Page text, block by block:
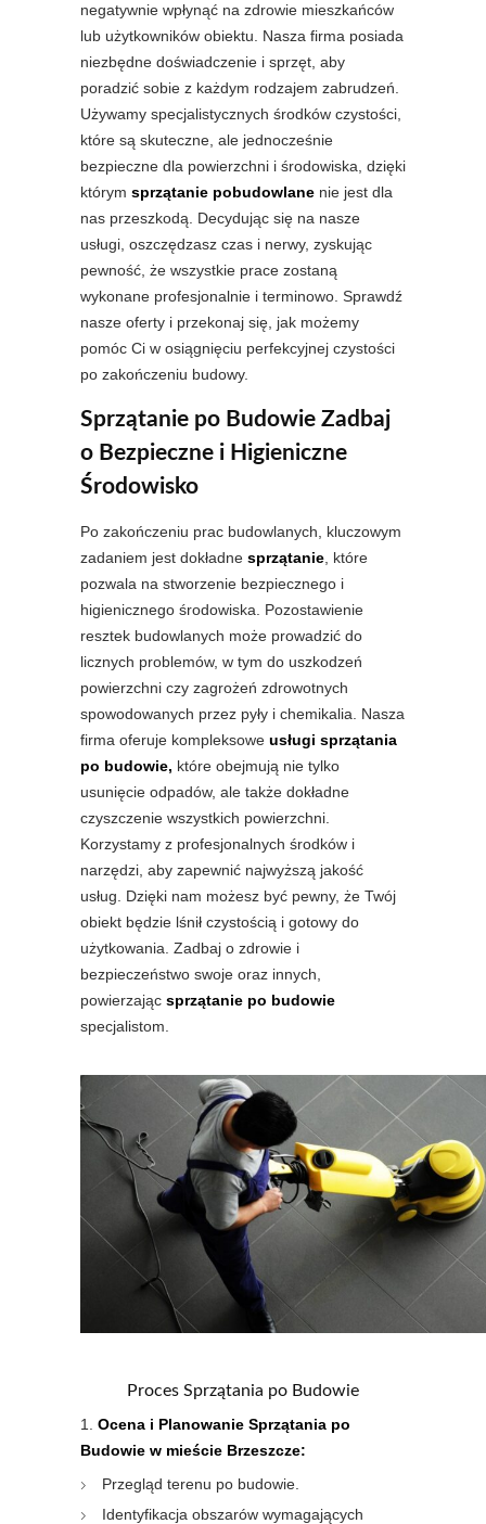
negatywnie wpłynąć na zdrowie mieszkańców
lub użytkowników obiektu. Nasza firma posiada
niezbędne doświadczenie i sprzęt, aby
poradzić sobie z każdym rodzajem zabrudzeń.
Używamy specjalistycznych środków czystości,
które są skuteczne, ale jednocześnie
bezpieczne dla powierzchni i środowiska, dzięki
którym sprzątanie pobudowlane nie jest dla
nas przeszkodą. Decydując się na nasze
usługi, oszczędzasz czas i nerwy, zyskując
pewność, że wszystkie prace zostaną
wykonane profesjonalnie i terminowo. Sprawdź
nasze oferty i przekonaj się, jak możemy
pomóc Ci w osiągnięciu perfekcyjnej czystości
po zakończeniu budowy.
Sprzątanie po Budowie Zadbaj
o Bezpieczne i Higieniczne
Środowisko
Po zakończeniu prac budowlanych, kluczowym
zadaniem jest dokładne sprzątanie , które
pozwala na stworzenie bezpiecznego i
higienicznego środowiska. Pozostawienie
resztek budowlanych może prowadzić do
licznych problemów, w tym do uszkodzeń
powierzchni czy zagrożeń zdrowotnych
spowodowanych przez pyły i chemikalia. Nasza
firma oferuje kompleksowe usługi sprzątania
po budowie, które obejmują nie tylko
usunięcie odpadów, ale także dokładne
czyszczenie wszystkich powierzchni.
Korzystamy z profesjonalnych środków i
narzędzi, aby zapewnić najwyższą jakość
usług. Dzięki nam możesz być pewny, że Twój
obiekt będzie lśnił czystością i gotowy do
użytkowania. Zadbaj o zdrowie i
bezpieczeństwo swoje oraz innych,
powierzając sprzątanie po budowie
specjalistom.
Proces Sprzątania po Budowie
Ocena i Planowanie Sprzątania po
Budowie w mieście Brzeszcze:
Przegląd terenu po budowie.
Identyfikacja obszarów wymagających